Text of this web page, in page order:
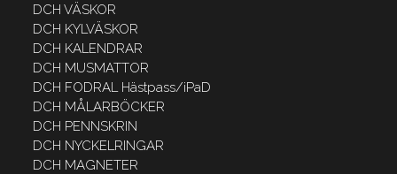
DCH VÄSKOR
DCH KYLVÄSKOR
DCH KALENDRAR
DCH MUSMATTOR
DCH FODRAL Hästpass/iPaD
DCH MÅLARBÖCKER
DCH PENNSKRIN
DCH NYCKELRINGAR
DCH MAGNETER